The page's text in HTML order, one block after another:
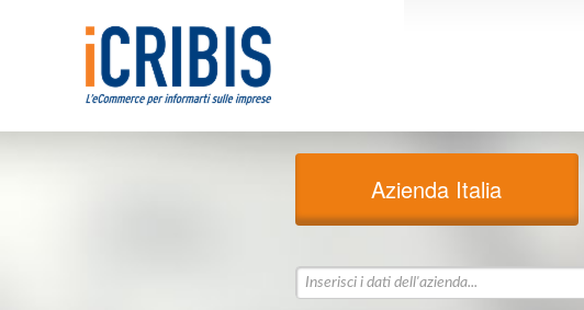
Azienda Italia